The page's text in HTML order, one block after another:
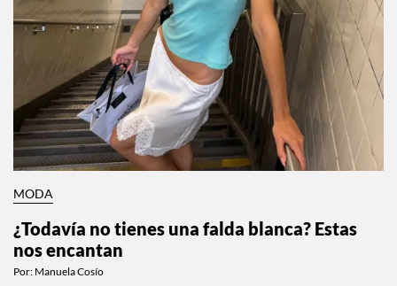
MODA
¿Todavía no tienes una falda blanca? Estas
nos encantan
Por: Manuela Cosío